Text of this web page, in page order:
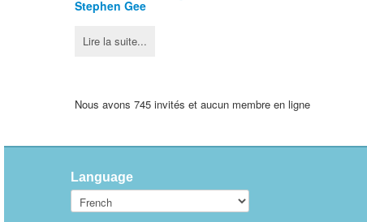
Stephen Gee
Lire la suite...
Nous avons 745 invités et aucun membre en ligne
Language